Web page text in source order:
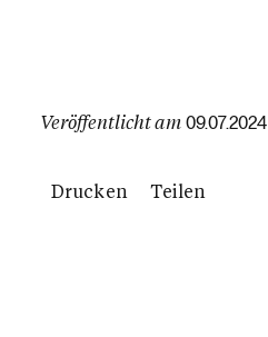
Veröffentlicht am 09.07.2024
Drucken Teilen